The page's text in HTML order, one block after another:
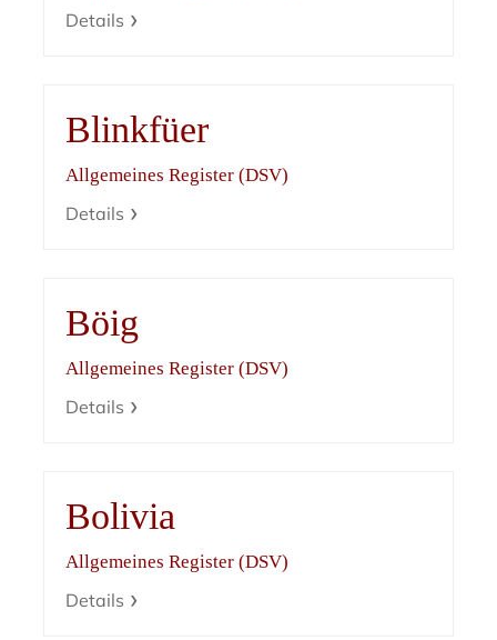
Details
Blinkfüer
Allgemeines Register (DSV)
Details
Böig
Allgemeines Register (DSV)
Details
Bolivia
Allgemeines Register (DSV)
Details